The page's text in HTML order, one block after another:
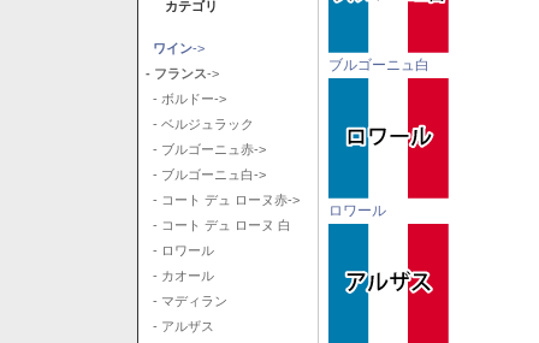
カテゴリ
ワイン->
- フランス->
- ボルドー->
- ベルジュラック
- ブルゴーニュ赤->
- ブルゴーニュ白->
- コート デュ ローヌ赤->
- コート デュ ローヌ 白
- ロワール
- カオール
- マディラン
- アルザス
ブルゴーニュ白
ロワール